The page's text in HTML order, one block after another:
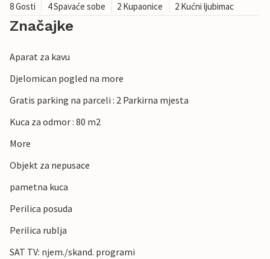
8 Gosti 4 Spavaće sobe 2 Kupaonice 2 Kućni ljubimac
Značajke
Aparat za kavu
Djelomican pogled na more
Gratis parking na parceli : 2 Parkirna mjesta
Kuca za odmor : 80 m2
More
Objekt za nepusace
pametna kuca
Perilica posuda
Perilica rublja
SAT TV: njem./skand. programi